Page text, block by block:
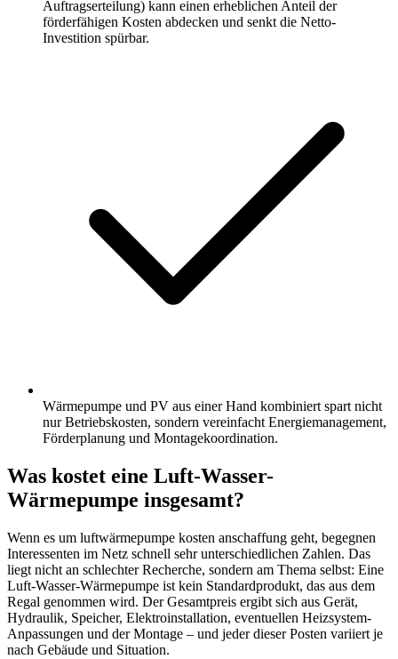
Auftragserteilung) kann einen erheblichen Anteil der
förderfähigen Kosten abdecken und senkt die Netto-
Investition spürbar.
Wärmepumpe und PV aus einer Hand kombiniert spart nicht
nur Betriebskosten, sondern vereinfacht Energiemanagement,
Förderplanung und Montagekoordination.
Was kostet eine Luft-Wasser-
Wärmepumpe insgesamt?
Wenn es um luftwärmepumpe kosten anschaffung geht, begegnen
Interessenten im Netz schnell sehr unterschiedlichen Zahlen. Das
liegt nicht an schlechter Recherche, sondern am Thema selbst: Eine
Luft-Wasser-Wärmepumpe ist kein Standardprodukt, das aus dem
Regal genommen wird. Der Gesamtpreis ergibt sich aus Gerät,
Hydraulik, Speicher, Elektroinstallation, eventuellen Heizsystem-
Anpassungen und der Montage – und jeder dieser Posten variiert je
nach Gebäude und Situation.